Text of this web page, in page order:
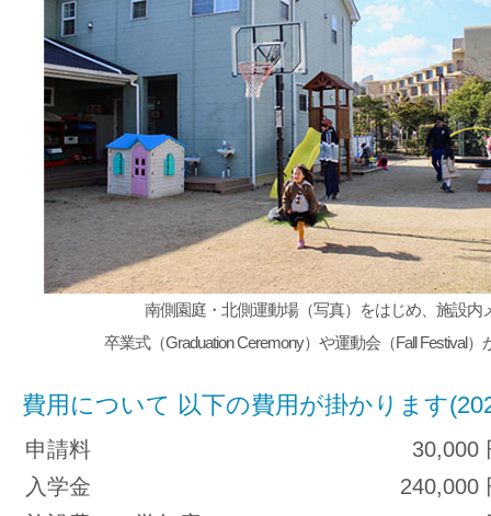
南側園庭・北側運動場（写真）をはじめ、施設内
卒業式（Graduation Ceremony）や運動会（Fall Festival
費用について 以下の費用が掛かります
申請料
30,000
入学金
240,000